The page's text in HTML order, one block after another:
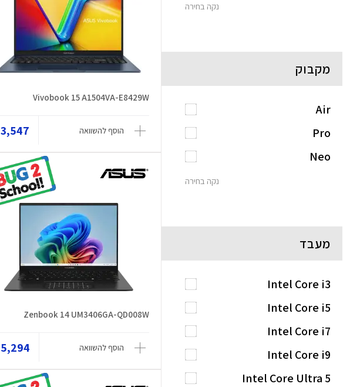
Vivobook 15 A1504VA-E8429W
הוסף להשוואה 3,547 ₪
Zenbook 14 UM3406GA-QD008W
הוסף להשוואה 5,294 ₪
נקה בחירה
מקבוק
Air
Pro
Neo
נקה בחירה
מעבד
Intel Core i3
Intel Core i5
Intel Core i7
Intel Core i9
Intel Core Ultra 5